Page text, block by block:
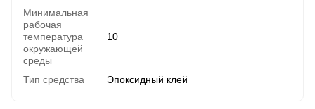
Минимальная
рабочая
температура
окружающей
среды
10
Тип средства Эпоксидный клей